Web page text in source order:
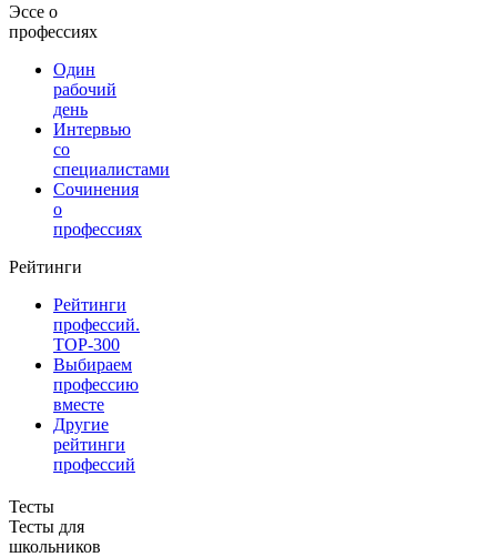
Эссе о
профессиях
Один
рабочий
день
Интервью
со
специалистами
Сочинения
о
профессиях
Рейтинги
Рейтинги
профессий.
TOP-300
Выбираем
профессию
вместе
Другие
рейтинги
профессий
Тесты
Тесты для
школьников